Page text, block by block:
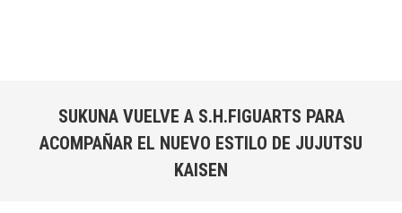
SUKUNA VUELVE A S.H.FIGUARTS PARA
ACOMPAÑAR EL NUEVO ESTILO DE JUJUTSU
KAISEN